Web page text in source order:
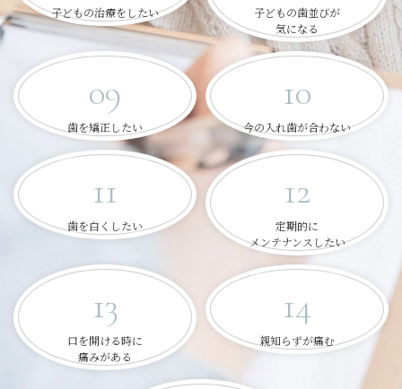
子どもの治療をしたい
子どもの歯並びが
気になる
09
歯を矯正したい
10
今の入れ歯が合わない
11
歯を白くしたい
12
定期的に
メンテナンスしたい
13
口を開ける時に
痛みがある
14
親知らずが痛む